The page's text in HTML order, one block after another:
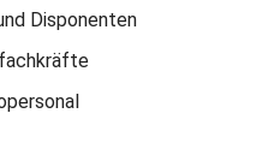
Disponenten